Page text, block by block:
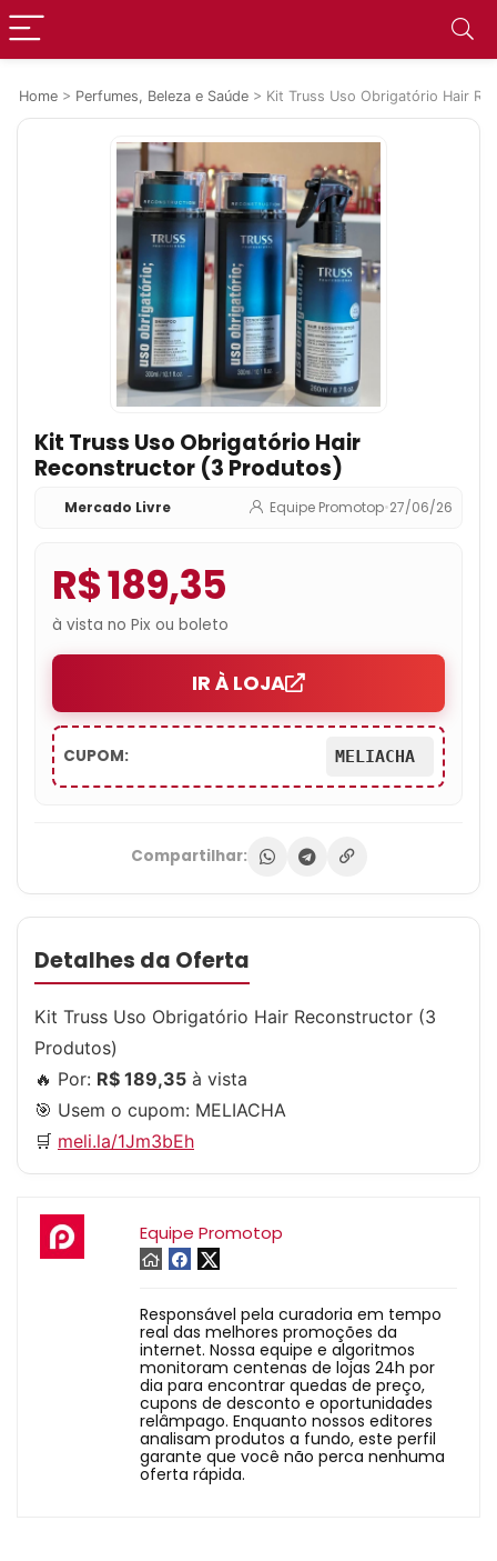
Home > Perfumes, Beleza e Saúde > Kit Truss Uso Obrigatório Hair
Kit Truss Uso Obrigatório Hair
Reconstructor (3 Produtos)
Mercado Livre Equipe Promotop•27/06/26
R$ 189,35
à vista no Pix ou boleto
IR À LOJA
CUPOM: MELIACHA
Compartilhar:
Detalhes da Oferta
Kit Truss Uso Obrigatório Hair Reconstructor (3
Produtos)
🔥 Por: R$ 189,35 à vista
🎯 Usem o cupom: MELIACHA
🛒 meli.la/1Jm3bEh
Equipe Promotop
Responsável pela curadoria em tempo
real das melhores promoções da
internet. Nossa equipe e algoritmos
monitoram centenas de lojas 24h por
dia para encontrar quedas de preço,
cupons de desconto e oportunidades
relâmpago. Enquanto nossos editores
analisam produtos a fundo, este perfil
garante que você não perca nenhuma
oferta rápida.